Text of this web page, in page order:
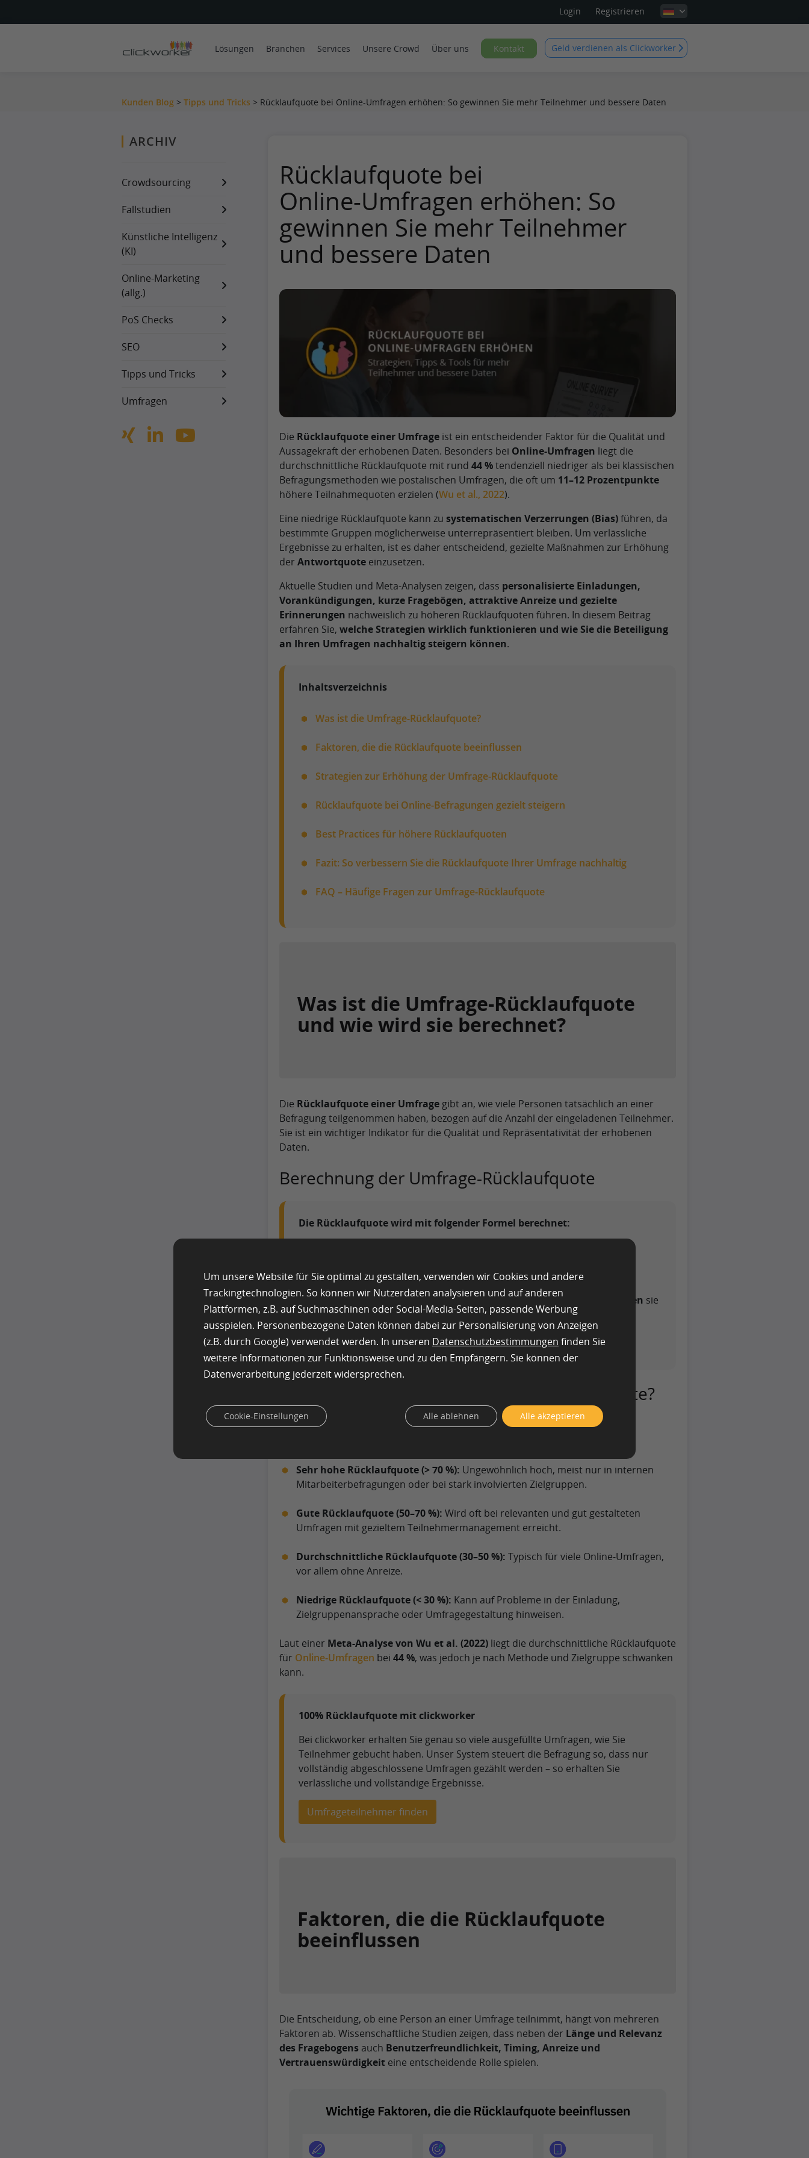
Login Registrieren
Lösungen Branchen Services Unsere Crowd Über uns Kontakt Geld verdienen als Clickworker
Kunden Blog > Tipps und Tricks > Rücklaufquote bei Online‑Umfragen erhöhen: So gewinnen Sie mehr Teilnehmer und bessere Daten
ARCHIV
Crowdsourcing
Fallstudien
Künstliche Intelligenz
(KI)
Online-Marketing
(allg.)
PoS Checks
SEO
Tipps und Tricks
Umfragen
Rücklaufquote bei
Online‑Umfragen erhöhen: So
gewinnen Sie mehr Teilnehmer
und bessere Daten
Die Rücklaufquote einer Umfrageist ein entscheidender Faktor für die Qualität und
Aussagekraft der erhobenen Daten. Besonders bei Online-Umfragen liegt die
durchschnittliche Rücklaufquote mit rund 44 %tendenziell niedriger als bei klassischen
Befragungsmethoden wie postalischen Umfragen, die oft um 11–12 Prozentpunkte
höhere Teilnahmequoten erzielen (Wu et al., 2022).
Eine niedrige Rücklaufquote kann zu systematischen Verzerrungen (Bias)führen, da
bestimmte Gruppen möglicherweise unterrepräsentiert bleiben. Um verlässliche
Ergebnisse zu erhalten, ist es daher entscheidend, gezielte Maßnahmen zur Erhöhung
der Antwortquoteeinzusetzen.
Aktuelle Studien und Meta-Analysen zeigen, dass personalisierte Einladungen,
Vorankündigungen, kurze Fragebögen, attraktive Anreize und gezielte
Erinnerungen nachweislich zu höheren Rücklaufquoten führen. In diesem Beitrag
erfahren Sie, welche Strategien wirklich funktionieren und wie Sie die Beteiligung
an Ihren Umfragen nachhaltig steigern können.
Inhaltsverzeichnis
Was ist die Umfrage-Rücklaufquote?
Faktoren, die die Rücklaufquote beeinflussen
Strategien zur Erhöhung der Umfrage-Rücklaufquote
Rücklaufquote bei Online-Befragungen gezielt steigern
Best Practices für höhere Rücklaufquoten
Fazit: So verbessern Sie die Rücklaufquote Ihrer Umfrage nachhaltig
FAQ – Häufige Fragen zur Umfrage-Rücklaufquote
Was ist die Umfrage-Rücklaufquote
und wie wird sie berechnet?
Die Rücklaufquote einer Umfragegibt an, wie viele Personen tatsächlich an einer
Befragung teilgenommen haben, bezogen auf die Anzahl der eingeladenen Teilnehmer.
Sie ist ein wichtiger Indikator für die Qualität und Repräsentativität der erhobenen
Daten.
Berechnung der Umfrage-Rücklaufquote
Die Rücklaufquote wird mit folgender Formel berechnet:
Beispiel:
Wenn eine Umfrage an1.000 Personenversendet wurde und 250 Personen sie
vollständig ausgefüllt haben, beträgt die Rücklaufquote:
(250 / 1.000) × 100 = 25 %
Was ist eine gute oder schlechte Rücklaufquote?
Die Einschätzung, ob eine Rücklaufquote gut oder schlecht ist, hängt von
verschiedenen Faktoren ab, z. B. der Art der Umfrage, der Zielgruppe und der
Sehr hohe Rücklaufquote (> 70 %): Ungewöhnlich hoch, meist nur in internen
Mitarbeiterbefragungen oder bei stark involvierten Zielgruppen.
Gute Rücklaufquote (50–70 %): Wird oft bei relevanten und gut gestalteten
Umfragen mit gezieltem Teilnehmermanagement erreicht.
Durchschnittliche Rücklaufquote (30–50 %): Typisch für viele Online-Umfragen,
vor allem ohne Anreize.
Niedrige Rücklaufquote (< 30 %): Kann auf Probleme in der Einladung,
Zielgruppenansprache oder Umfragegestaltung hinweisen.
Laut einer Meta-Analyse von Wu et al. (2022)liegt die durchschnittliche Rücklaufquote
für Online-Umfragen bei 44 %, was jedoch je nach Methode und Zielgruppe schwanken
kann.
100% Rücklaufquote mit clickworker
Bei clickworker erhalten Sie genau so viele ausgefüllte Umfragen, wie Sie
Teilnehmer gebucht haben. Unser System steuert die Befragung so, dass nur
vollständig abgeschlossene Umfragen gezählt werden – so erhalten Sie
verlässliche und vollständige Ergebnisse.
Umfrageteilnehmer finden
Faktoren, die die Rücklaufquote
beeinflussen
Die Entscheidung, ob eine Person an einer Umfrage teilnimmt, hängt von mehreren
Faktoren ab. Wissenschaftliche Studien zeigen, dass neben der Länge und Relevanz
des Fragebogensauch Benutzerfreundlichkeit, Timing, Anreize und
Vertrauenswürdigkeiteine entscheidende Rolle spielen.
Um unsere Website für Sie optimal zu gestalten, verwenden wir Cookies und andere
Trackingtechnologien. So können wir Nutzerdaten analysieren und auf anderen
Plattformen, z.B. auf Suchmaschinen oder Social-Media-Seiten, passende Werbung
ausspielen. Personenbezogene Daten können dabei zur Personalisierung von Anzeigen
(z.B. durch Google) verwendet werden. In unseren Datenschutzbestimmungen finden Sie
weitere Informationen zur Funktionsweise und zu den Empfängern. Sie können der
Datenverarbeitung jederzeit widersprechen.
Alle akzeptieren
Alle ablehnen
Cookie-Einstellungen